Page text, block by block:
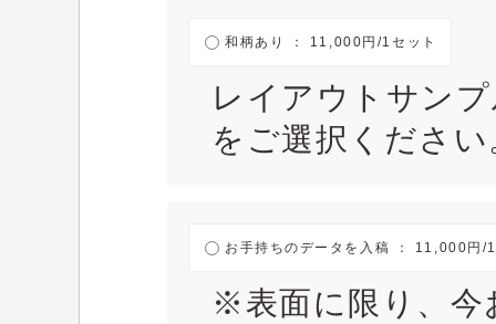
和柄あり ： 11,000円/1セット
レイアウトサン
をご選択ください
お手持ちのデータを入稿 ： 11,000円/
※表面に限り、今